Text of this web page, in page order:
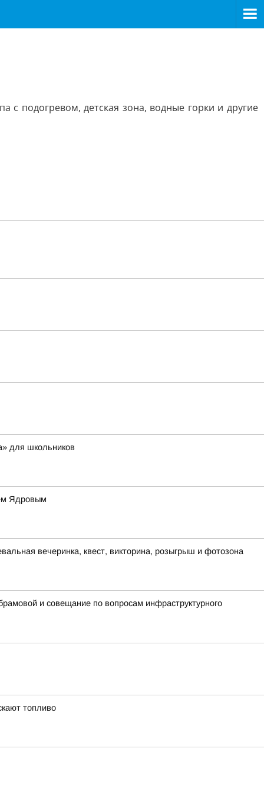
с подогревом, детская зона, водные горки и другие
для школьников
Ядровым
вечеринка, квест, викторина, розыгрыш и фотозона
и совещание по вопросам инфраструктурного
топливо